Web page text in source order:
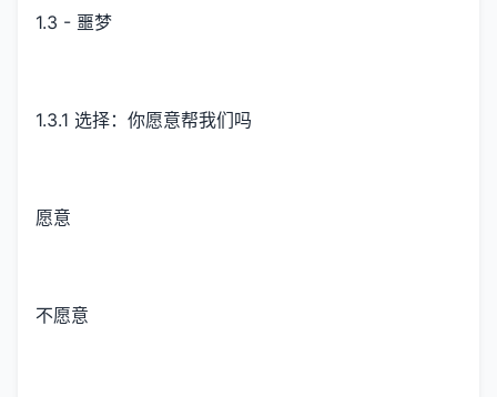
1.3 - 噩梦
1.3.1 选择：你愿意帮我们吗
愿意
不愿意